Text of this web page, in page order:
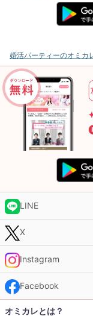
婚活パーティーのオミカ
LINE
X
Instagram
Facebook
オミカレとは？